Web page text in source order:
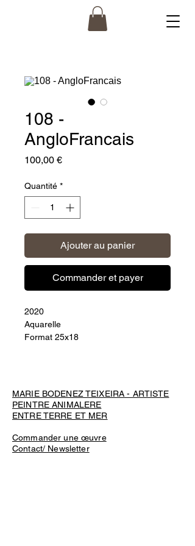
108 -
AngloFrancais
100,00 €Prix
Quantité *
Ajouter au panier
Commander et payer
2020
Aquarelle
Format 25x18
MARIE BODENEZ TEIXEIRA - ARTISTE
PEINTRE ANIMALERE
ENTRE TERRE ET MER
Commander une œuvre
Contact/ Newsletter